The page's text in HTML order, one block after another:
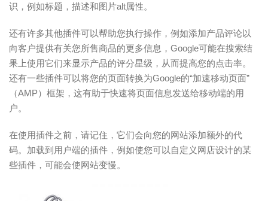
识，例如标题，描述和图片alt属性。
还有许多其他插件可以帮助您执行操作，例如添加产品评论以
向客户提供有关您所售商品的更多信息，Google可能在搜索结
果上使用它们来显示产品的评分星级，从而提高您的点击率。
还有一些插件可以将您的页面转换为Google的“加速移动页面”
（AMP）框架，这有助于快速将页面信息发送给移动端的用
户。
在使用插件之前，请记住，它们会向您的网站添加额外的代
码。加载到用户端的插件，例如使您可以自定义网店设计的某
些插件，可能会使网站变慢。